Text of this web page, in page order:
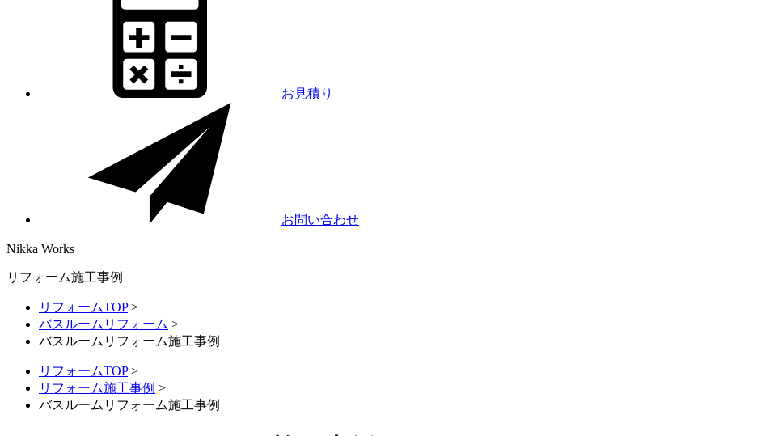
お見積り
お問い合わせ
Nikka Works
リフォーム施工事例
リフォームTOP>
バスルームリフォーム >
バスルームリフォーム施工事例
リフォームTOP>
リフォーム施工事例 >
バスルームリフォーム施工事例